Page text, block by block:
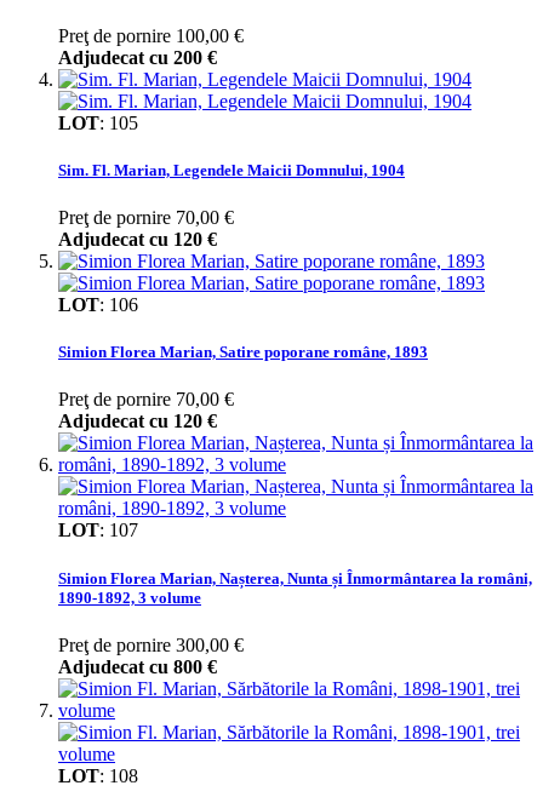
Preţ de pornire 100,00 €
Adjudecat cu 200 €
LOT: 105
Sim. Fl. Marian, Legendele Maicii Domnului, 1904
Preţ de pornire 70,00 €
Adjudecat cu 120 €
LOT: 106
Simion Florea Marian, Satire poporane române, 1893
Preţ de pornire 70,00 €
Adjudecat cu 120 €
LOT: 107
Simion Florea Marian, Nașterea, Nunta și Înmormântarea la români,
1890-1892, 3 volume
Preţ de pornire 300,00 €
Adjudecat cu 800 €
LOT: 108